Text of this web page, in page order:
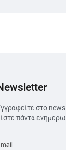
στο
πάντα